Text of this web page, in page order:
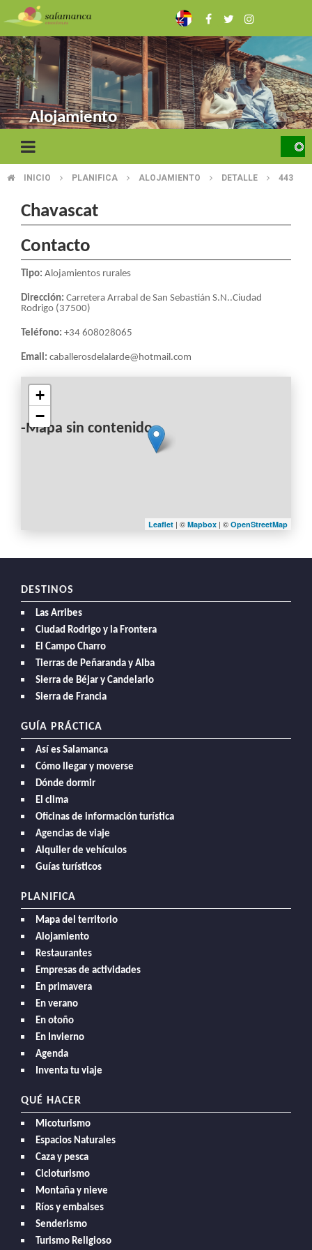
to
main
content
Alojamiento
BREADCRUMB
INICIO PLANIFICA ALOJAMIENTO DETALLE 443
Chavascat
Contacto
Tipo: Alojamientos rurales
Dirección: Carretera Arrabal de San Sebastián S.N..Ciudad
Rodrigo (37500)
Teléfono: +34 608028065
Email: caballerosdelalarde@hotmail.com
-Mapa sin contenido-
+
−
Leaflet | © Mapbox | © OpenStreetMap
DESTINOS
Las Arribes
Ciudad Rodrigo y la Frontera
El Campo Charro
Tierras de Peñaranda y Alba
Sierra de Béjar y Candelario
Sierra de Francia
GUÍA PRÁCTICA
Así es Salamanca
Cómo llegar y moverse
Dónde dormir
El clima
Oficinas de información turística
Agencias de viaje
Alquiler de vehículos
Guías turísticos
PLANIFICA
Mapa del territorio
Alojamiento
Restaurantes
Empresas de actividades
En primavera
En verano
En otoño
En Invierno
Agenda
Inventa tu viaje
QUÉ HACER
Micoturismo
Espacios Naturales
Caza y pesca
Cicloturismo
Montaña y nieve
Ríos y embalses
Senderismo
Turismo Religioso